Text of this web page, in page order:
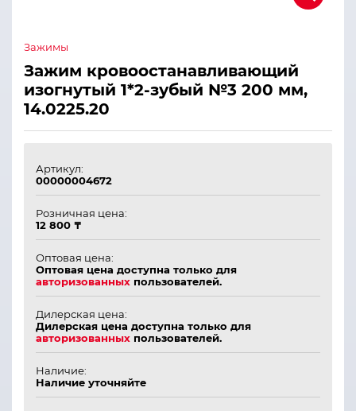
Зажимы
Зажим кровоостанавливающий
изогнутый 1*2-зубый №3 200 мм,
14.0225.20
Артикул:
00000004672
Розничная цена:
12 800 ₸
Оптовая цена:
Оптовая цена доступна только для
авторизованных пользователей.
Дилерская цена:
Дилерская цена доступна только для
авторизованных пользователей.
Наличие:
Наличие уточняйте